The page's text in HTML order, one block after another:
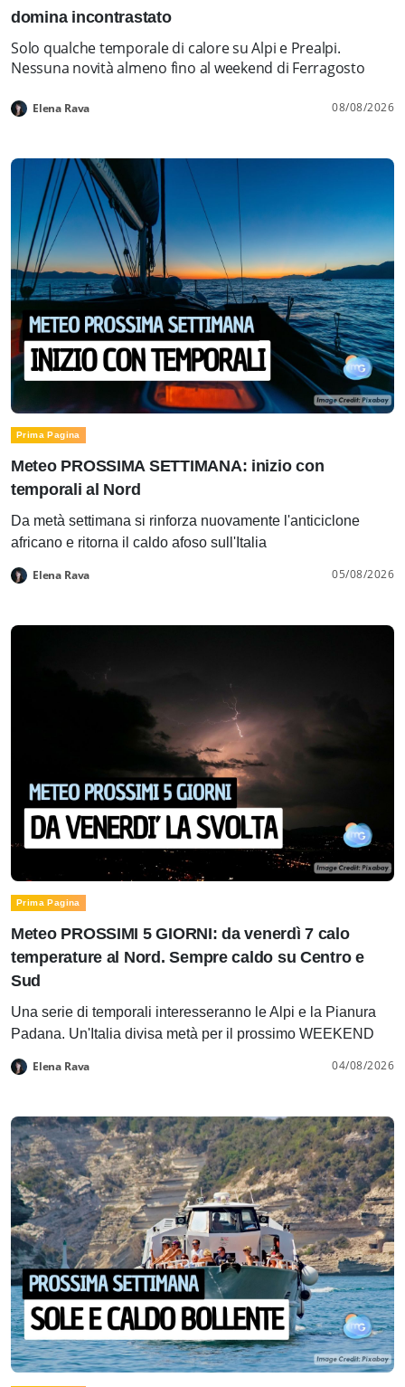
domina incontrastato
Solo qualche temporale di calore su Alpi e Prealpi.
Nessuna novità almeno fino al weekend di Ferragosto
Elena Rava 08/08/2026
Prima Pagina
Meteo PROSSIMA SETTIMANA: inizio con
temporali al Nord
Da metà settimana si rinforza nuovamente l'anticiclone
africano e ritorna il caldo afoso sull'Italia
Elena Rava 05/08/2026
Prima Pagina
Meteo PROSSIMI 5 GIORNI: da venerdì 7 calo
temperature al Nord. Sempre caldo su Centro e
Sud
Una serie di temporali interesseranno le Alpi e la Pianura
Padana. Un'Italia divisa metà per il prossimo WEEKEND
Elena Rava 04/08/2026